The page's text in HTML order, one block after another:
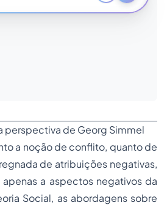
perspectiva de Georg Simmel
a noção de conflito, quanto de
de atribuições negativas,
a aspectos negativos da
Social, as abordagens sobre